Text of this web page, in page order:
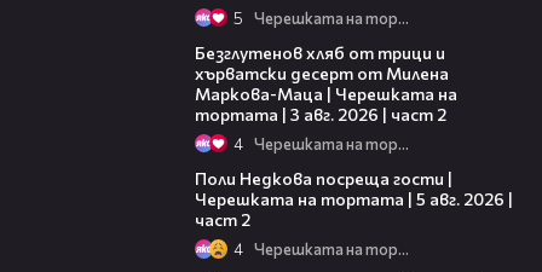
5 Черешката на тортата
Безглутенов хляб от трици и
хърватски десерт от Милена
Маркова-Маца | Черешката на
тортата | 3 авг. 2026 | част 2
4 Черешката на тортата
Поли Недкова посреща гости |
Черешката на тортата | 5 авг. 2026 |
част 2
4 Черешката на тортата